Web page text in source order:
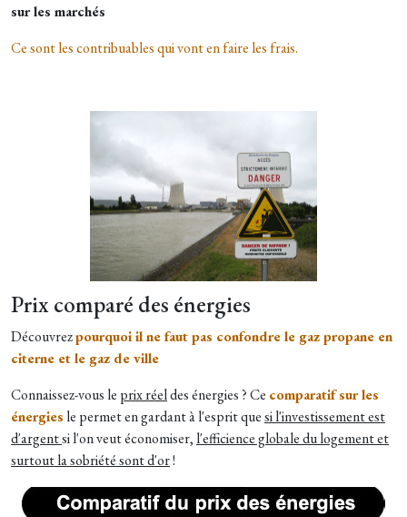
sur les marchés
Ce sont les contribuables qui vont en faire les frais.
Prix comparé des énergies
Découvrezpourquoi il ne faut pas confondre le gaz propane en
citerne et le gaz de ville
Connaissez-vous le prix réeldes énergies ? Ce comparatif sur les
énergies le permet en gardant à l'esprit quesi l'investissement est
d'argentsi l'on veut économiser, l'efficience globale du logement et
surtout la sobriété sont d'or!